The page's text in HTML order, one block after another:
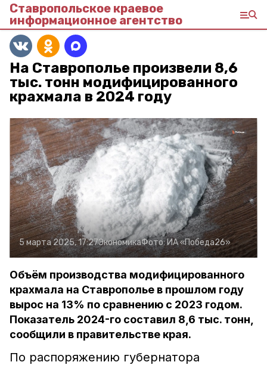
Ставропольское краевое
информационное агентство
На Ставрополье произвели 8,6
тыс. тонн модифицированного
крахмала в 2024 году
5 марта 2025, 17:27ЭкономикаФото:ИА «Победа26»
Объём производства модифицированного
крахмала на Ставрополье в прошлом году
вырос на 13% по сравнению с 2023 годом.
Показатель 2024-го составил 8,6 тыс. тонн,
сообщили в правительстве края.
По распоряжению губернатора